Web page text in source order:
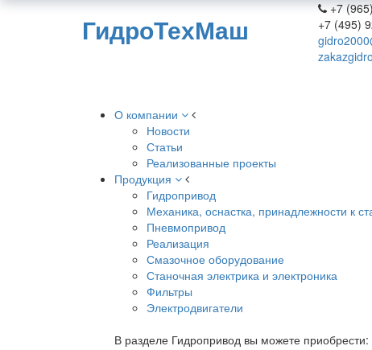
ГидроТехМаш
+7
+7 (495)
О компании
Новости
Статьи
Реализованные проекты
Продукция
Гидропривод
Механика, оснастка, принадлежности к
Пневмопривод
Реализация
Смазочное оборудование
Станочная электрика и электроника
Фильтры
Электродвигатели
В разделе Гидропривод вы можете